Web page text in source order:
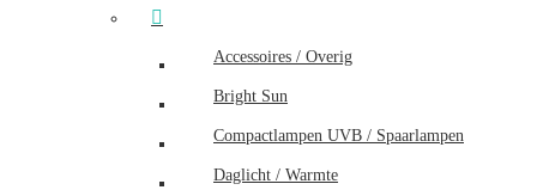
Accessoires / Overig
Bright Sun
Compactlampen UVB / Spaarlampen
Daglicht / Warmte